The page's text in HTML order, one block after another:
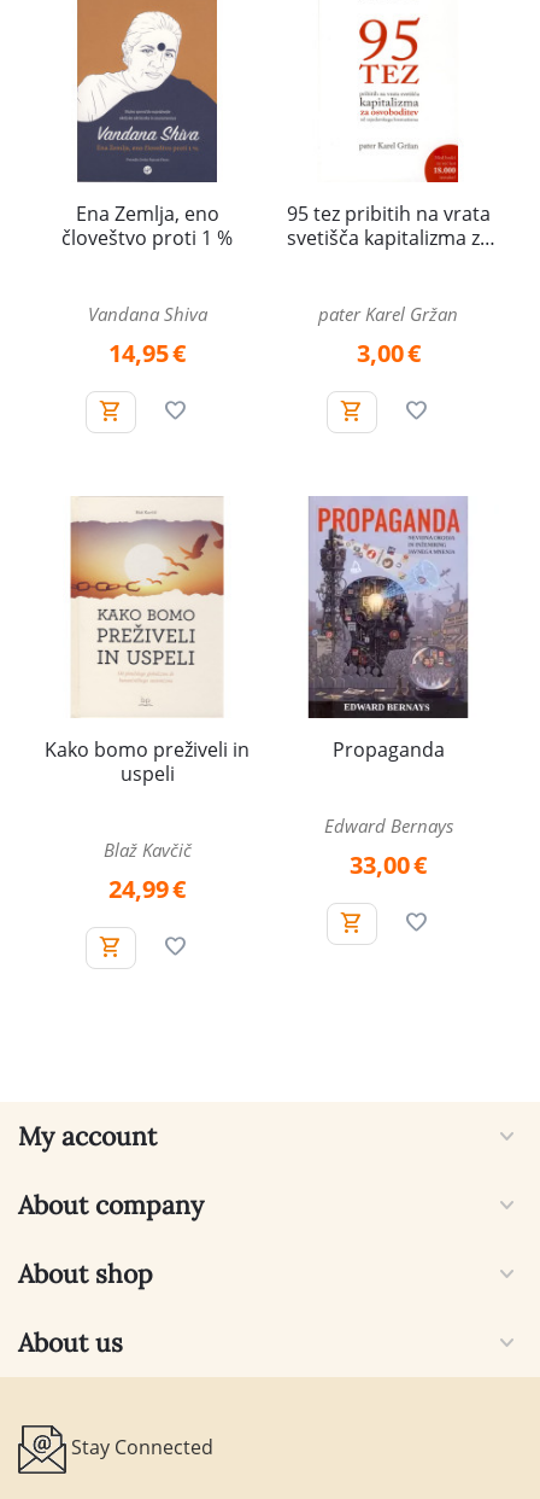
Ena Zemlja, eno
človeštvo proti 1 %
Vandana Shiva
14,95€
95 tez pribitih na vrata
svetišča kapitalizma za
hrematizma
pater Karel Gržan
3,00€
Kako bomo preživeli in
uspeli
Blaž Kavčič
24,99€
Propaganda
Edward Bernays
33,00€
My account
About company
About shop
About us
Stay Connected